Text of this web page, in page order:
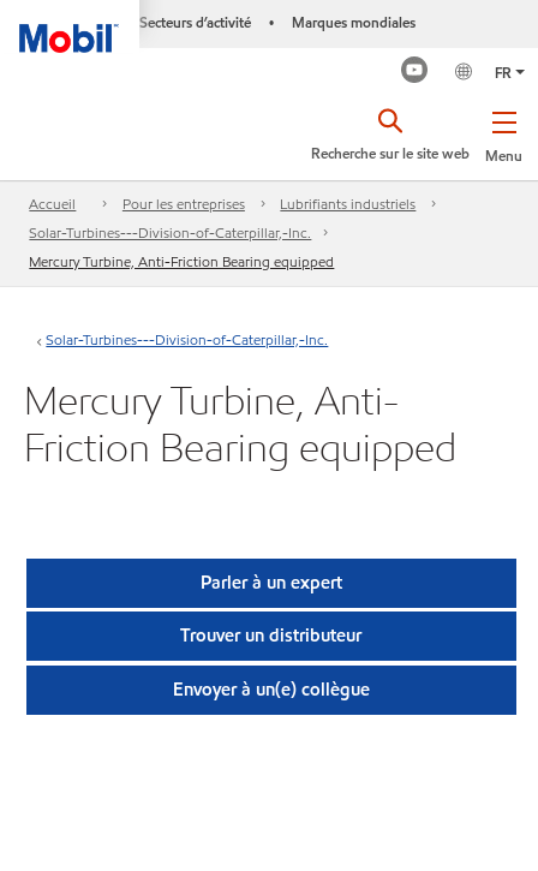
Secteurs d’activité • Marques mondiales
FR
Menu
Recherche sur le site web
Accueil Pour les entreprises
Lubrifiants industriels
Solar-Turbines---Division-of-Caterpillar,-Inc.
Mercury Turbine, Anti-Friction Bearing equipped
Solar-Turbines---Division-of-Caterpillar,-Inc.
Mercury Turbine, Anti-
Friction Bearing equipped
Parler à un expert
Trouver un distributeur
Envoyer à un(e) collègue